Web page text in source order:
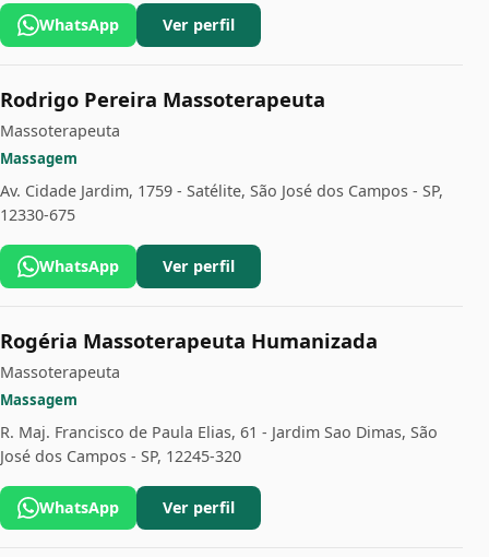
WhatsApp Ver perfil
Rodrigo Pereira Massoterapeuta
Massoterapeuta
Massagem
Av. Cidade Jardim, 1759 - Satélite, São José dos Campos - SP,
12330-675
WhatsApp Ver perfil
Rogéria Massoterapeuta Humanizada
Massoterapeuta
Massagem
R. Maj. Francisco de Paula Elias, 61 - Jardim Sao Dimas, São
José dos Campos - SP, 12245-320
WhatsApp Ver perfil